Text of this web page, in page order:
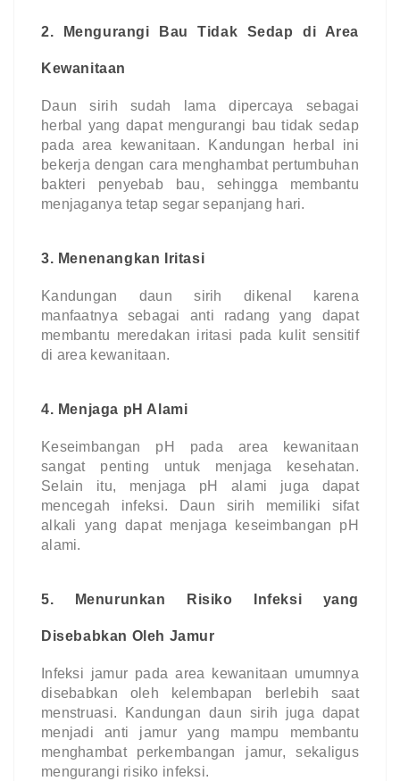
2. Mengurangi Bau Tidak Sedap di Area
Kewanitaan
Daun sirih sudah lama dipercaya sebagai
herbal yang dapat mengurangi bau tidak sedap
pada area kewanitaan. Kandungan herbal ini
bekerja dengan cara menghambat pertumbuhan
bakteri penyebab bau, sehingga membantu
menjaganya tetap segar sepanjang hari.
3. Menenangkan Iritasi
Kandungan daun sirih dikenal karena
manfaatnya sebagai anti radang yang dapat
membantu meredakan iritasi pada kulit sensitif
di area kewanitaan.
4. Menjaga pH Alami
Keseimbangan pH pada area kewanitaan
sangat penting untuk menjaga kesehatan.
Selain itu, menjaga pH alami juga dapat
mencegah infeksi. Daun sirih memiliki sifat
alkali yang dapat menjaga keseimbangan pH
alami.
5. Menurunkan Risiko Infeksi yang
Disebabkan Oleh Jamur
Infeksi jamur pada area kewanitaan umumnya
disebabkan oleh kelembapan berlebih saat
menstruasi. Kandungan daun sirih juga dapat
menjadi anti jamur yang mampu membantu
menghambat perkembangan jamur, sekaligus
mengurangi risiko infeksi.